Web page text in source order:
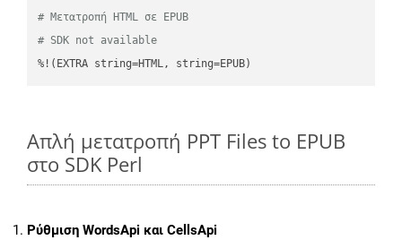
# Μετατροπή HTML σε EPUB
# SDK not available
%!(EXTRA string=HTML, string=EPUB)
Απλή μετατροπή PPT Files to EPUB
στο SDK Perl
Ρύθμιση WordsApi και CellsApi